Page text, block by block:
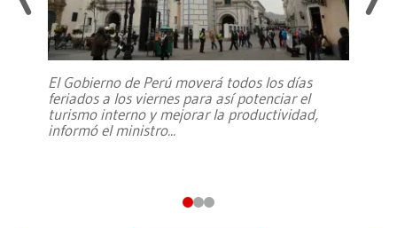
El Gobierno de Perú moverá todos los días
feriados a los viernes para así potenciar el
turismo interno y mejorar la productividad,
informó el ministro...